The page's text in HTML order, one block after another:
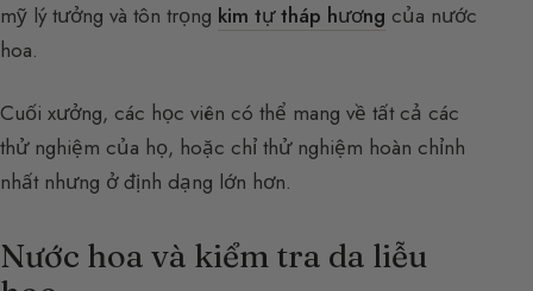
mỹ lý tưởng và tôn trọng kim tự tháp hương của nước
hoa.
Cuối xưởng, các học viên có thể mang về tất cả các
thử nghiệm của họ, hoặc chỉ thử nghiệm hoàn chỉnh
nhất nhưng ở định dạng lớn hơn.
Nước hoa và kiểm tra da liễu